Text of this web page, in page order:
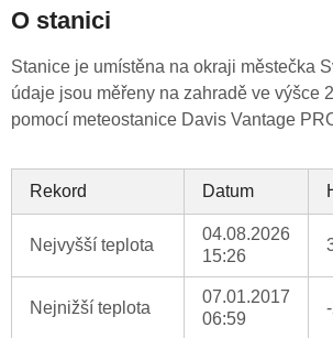
O stanici
Stanice je umístěna na okraji městečka
údaje jsou měřeny na zahradě ve výšce
pomocí meteostanice Davis Vantage
Rekord Datum
Nejvyšší teplota
04.08.2026
15:26
Nejnižší teplota
07.01.2017
06:59